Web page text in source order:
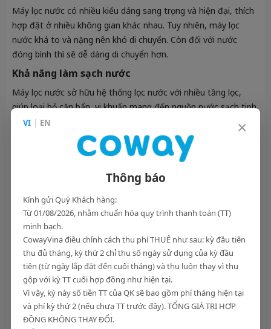
Máy lọc nước có nhiều kiểu dáng sang trọng và hiện đại, thích
hợp đặt ở nhiều không gian khác nhau. Tuy nhiên, máy lọc
nước khá to và nặng nên khó di chuyển. Còn đối với nước
đóng bình thì sẽ dễ dàng di chuyển hơn.
Khả năng làm sạch nước
Máy lọc nước sở hữu hệ thống lọc nước với nhiều tầng lọc,
giúp loại bỏ cặn bẩn, vi khuẩn mang đến nguồn nước sạch tinh
khiết. Một số máy còn được trang bị công nghệ lọc tiên tiến,
giúp bổ sung các dưỡng chất cần thiết cho cơ thể.
Nước uống đóng chai 20l sẽ được trải qua quy trình lọc cơ
bản. Tuy nhiên, một số loại nước không rõ nguồn gốc, nhãn
hiệu vẫn chưa được đảm bảo về mức độ an toàn, còn chứa
nhiều tạp chất. Ngoài ra, sản phẩm được bảo quản trong bình
(chai) nhựa, về lâu dài sẽ không tốt cho sức khỏe.
Nhu cầu sử dụng
Bạn chỉ cần sử dụng một lượng nước nhất định có thể đem đi
nơi khác như là đi cắm trại thì sử dụng nước đóng bình sẽ hợp
lý hơn. Tuy nhiên, trong trường hợp bạn muốn dùng nguồn
nước sạch lâu dài, đáp ứng nhu cầu sử dụng nước cho đông
đảo người dùng và đảm bảo an toàn cho sức khỏe. Mua máy
lọc nước trong những trường hợp này sẽ giúp tiết kiệm chi phí
VI | EN ×
Thông báo
Kính gửi Quý Khách hàng:
Từ 01/08/2026, nhằm chuẩn hóa quy trình thanh toán (TT)
minh bạch.
CowayVina điều chỉnh cách thu phí THUÊ như sau: kỳ đầu tiên
thu đủ tháng, kỳ thứ 2 chỉ thu số ngày sử dụng của kỳ đầu
tiên (từ ngày lắp đặt đến cuối tháng) và thu luôn thay vì thu
gộp với kỳ TT cuối hợp đồng như hiện tại.
Vì vậy, kỳ này số tiền TT của QK sẽ bao gồm phí tháng hiện tại
và phí kỳ thứ 2 (nếu chưa TT trước đây). TỔNG GIÁ TRỊ HỢP
ĐỒNG KHÔNG THAY ĐỔI.